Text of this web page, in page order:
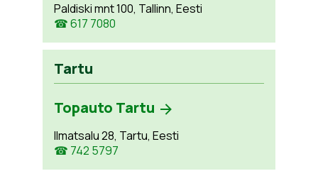
Paldiski mnt 100, Tallinn, Eesti
☎ 617 7080
Tartu
Topauto Tartu
Ilmatsalu 28, Tartu, Eesti
☎ 742 5797